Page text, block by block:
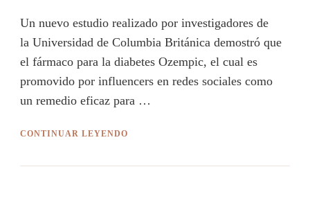
Un nuevo estudio realizado por investigadores de
la Universidad de Columbia Británica demostró que
el fármaco para la diabetes Ozempic, el cual es
promovido por influencers en redes sociales como
un remedio eficaz para …
CONTINUAR LEYENDO